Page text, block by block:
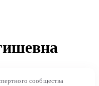
сообщества